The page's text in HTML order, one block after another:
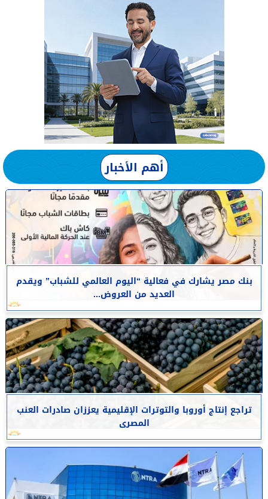
أهم الأخبار
بنك مصر يشارك في فعالية “اليوم العالمي للشباب” ويقدم
العديد من العروض...
تراجع إنتاج أوروبا والتوترات الإقليمية يعززان صادرات العنب
المصرى